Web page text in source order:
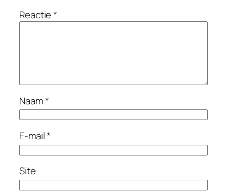
Reactie*
Naam*
E-mail*
Site